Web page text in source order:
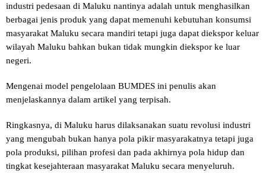
industri pedesaan di Maluku nantinya adalah untuk menghasilkan
berbagai jenis produk yang dapat memenuhi kebutuhan konsumsi
masyarakat Maluku secara mandiri tetapi juga dapat diekspor keluar
wilayah Maluku bahkan bukan tidak mungkin diekspor ke luar
negeri.
Mengenai model pengelolaan BUMDES ini penulis akan
menjelaskannya dalam artikel yang terpisah.
Ringkasnya, di Maluku harus dilaksanakan suatu revolusi industri
yang mengubah bukan hanya pola pikir masyarakatnya tetapi juga
pola produksi, pilihan profesi dan pada akhirnya pola hidup dan
tingkat kesejahteraan masyarakat Maluku secara menyeluruh.